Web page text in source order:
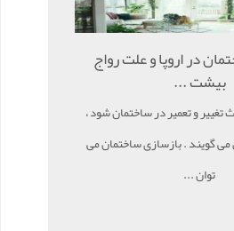
در اروپا و علت رواج
بیشت ...
تغییر و تعمیر در ساختمان شود ،
گویند . بازسازی ساختمان می
توان ...